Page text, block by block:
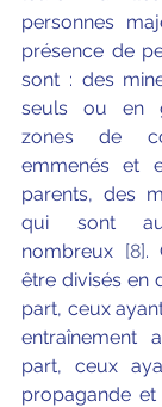
personnes
présence de
sont : des
seuls ou en
zones de
emmenés et
parents, des
qui sont
nombreux [8].
être divisés en
part, ceux
entraînement
part, ceux
propagande